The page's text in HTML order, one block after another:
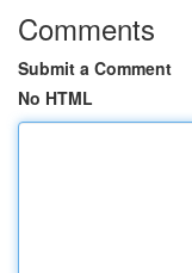
Comments
Submit a Comment
No HTML